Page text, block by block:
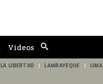
de
búsqueda
Videos
LA LIBERTAD LAMBAYEQUE LIMA